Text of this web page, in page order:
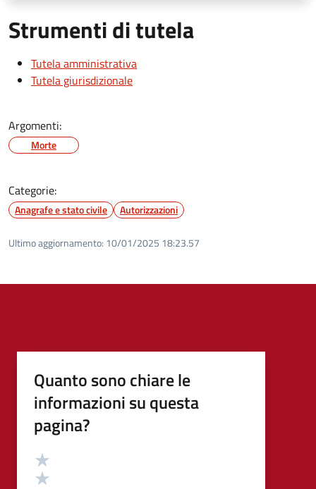
Strumenti di tutela
Tutela amministrativa
Tutela giurisdizionale
Argomenti:
Morte
Categorie:
Anagrafe e stato civile Autorizzazioni
Ultimo aggiornamento: 10/01/2025 18:23.57
Quanto sono chiare le
informazioni su questa
pagina?
Valutazione